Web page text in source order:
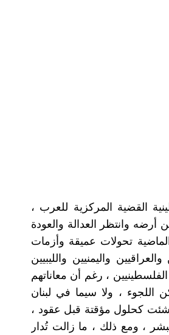
القضية المركزية للعرب ،
وانتظر العدالة والعودة
تحولات عميقة وأزمات
واليمنيين والليبيين
الفلسطينيين ، رغم أن معاناتهم
اللجوء ، ولا سيما في لبنان
كحلول مؤقتة قبل عقود ،
، ومع ذلك ، ما زالت تُدار